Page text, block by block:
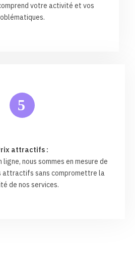
votre activité et vos
5
attractifs :
nous sommes en mesure de
attractifs sans compromettre la
de nos services.